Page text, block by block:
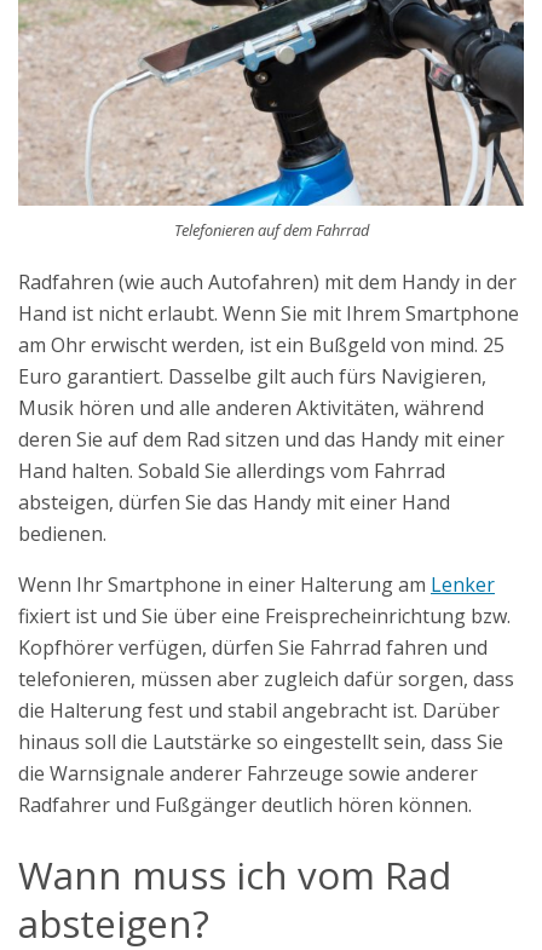
Telefonieren auf dem Fahrrad
Radfahren (wie auch Autofahren) mit dem Handy in der
Hand ist nicht erlaubt. Wenn Sie mit Ihrem Smartphone
am Ohr erwischt werden, ist ein Bußgeld von mind. 25
Euro garantiert. Dasselbe gilt auch fürs Navigieren,
Musik hören und alle anderen Aktivitäten, während
deren Sie auf dem Rad sitzen und das Handy mit einer
Hand halten. Sobald Sie allerdings vom Fahrrad
absteigen, dürfen Sie das Handy mit einer Hand
bedienen.
Wenn Ihr Smartphone in einer Halterung am Lenker
fixiert ist und Sie über eine Freisprecheinrichtung bzw.
Kopfhörer verfügen, dürfen Sie Fahrrad fahren und
telefonieren, müssen aber zugleich dafür sorgen, dass
die Halterung fest und stabil angebracht ist. Darüber
hinaus soll die Lautstärke so eingestellt sein, dass Sie
die Warnsignale anderer Fahrzeuge sowie anderer
Radfahrer und Fußgänger deutlich hören können.
Wann muss ich vom Rad
absteigen?